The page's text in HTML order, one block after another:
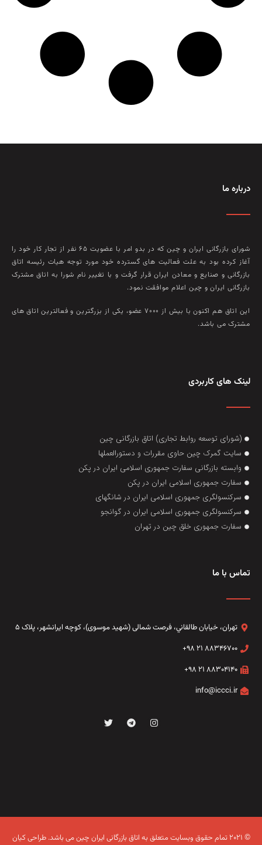
درباره ما
شورای بازرگانی ایران و چین که در بدو امر با عضويت ۶۵ نفر از تجار کار خود را
آغاز کرده بود به علت فعاليت‌ های گسترده خود مورد توجه هيات رئيسه اتاق
بازرگانی و صنايع و معادن ايران قرار گرفت و با تغيير نام شورا به اتاق مشترک
بازرگانی ايران و چين اعلام موافقت نمود.
این اتاق هم‌ اکنون با بيش از ۷۰۰۰ عضو، يکی از بزرگترين و فعالترين اتاق‌ های
مشترک می باشد.
لینک های کاربردی
(شورای توسعه روابط تجاری) اتاق بازرگانی چین
سایت گمرک چین حاوی مقررات و دستورالعملها
وابسته بازرگانی سفارت جمهوری اسلامی ایران در پکن
سفارت جمهوری اسلامی ایران در پکن
سرکنسولگری جمهوری اسلامی ایران در شانگهای
سرکنسولگری جمهوری اسلامی ایران در گوانجو
سفارت جمهوری خلق چین در تهران
تماس با ما
تهران، خيابان طالقاني،‌ فرصت شمالی (شهید موسوی)، کوچه ایرانشهر، پلاک ۵
۸۸۳۴۶۷۰۰ ۲۱ ۹۸+
۸۸۳۰۴۱۴۰ ۲۱ ۹۸+
info@iccci.ir
© ۲۰۲۱ تمام حقوق وبسایت متعلق به اتاق بازرگانی ایران چین می باشد. طراحی کیان